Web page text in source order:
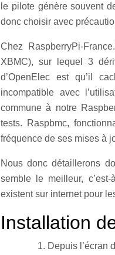
le pilote génère souvent
donc choisir avec
Chez RaspberryPi-
XBMC), sur lequel 3
d’OpenElec est qu’il
incompatible avec
commune à notre
tests. Raspbmc,
fréquence de ses mises à
Nous donc détaillerons
semble le meilleur,
existent sur internet pour
Installation
Depuis l’écran